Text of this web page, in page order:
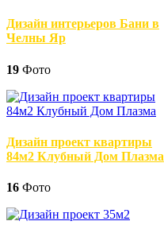
Дизайн интерьеров Бани в
Челны Яр
19 Фото
Дизайн проект квартиры
84м2 Клубный Дом Плазма
16 Фото